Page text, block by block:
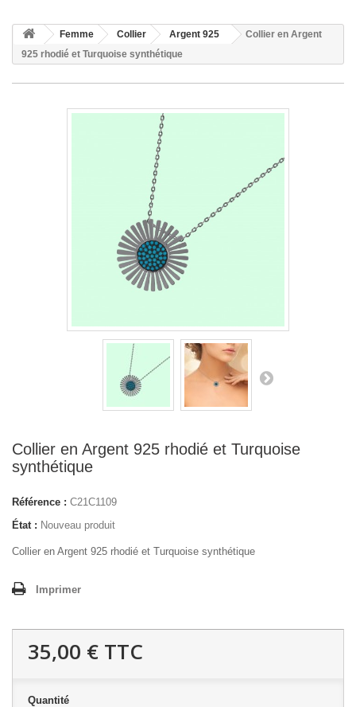
Femme Collier Argent 925
Collier en Argent
925 rhodié et Turquoise synthétique
Collier en Argent 925 rhodié et Turquoise
synthétique
Référence : C21C1109
État : Nouveau produit
Collier en Argent 925 rhodié et Turquoise synthétique
Imprimer
35,00 € TTC
Quantité